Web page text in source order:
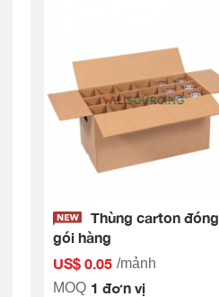
Thùng carton đóng
gói hàng
US$ 0.05 /mảnh
MOQ 1 đơn vị